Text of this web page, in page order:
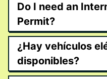
Do I need an
Permit?
¿Hay vehículos
disponibles?